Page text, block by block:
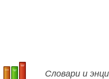
Словари и